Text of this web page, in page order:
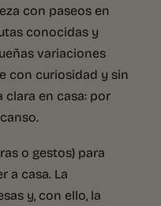
con paseos en
conocidas y
variaciones
con curiosidad y sin
en casa: por
o gestos) para
a casa. La
y, con ello, la